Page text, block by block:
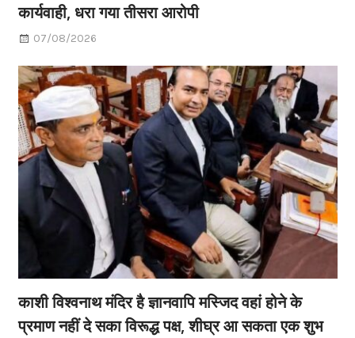
कार्यवाही, धरा गया तीसरा आरोपी
07/08/2026
काशी विश्वनाथ मंदिर है ज्ञानवापि मस्जिद वहां होने के
प्रमाण नहीं दे सका विरूद्ध पक्ष, शीघ्र आ सकता एक शुभ